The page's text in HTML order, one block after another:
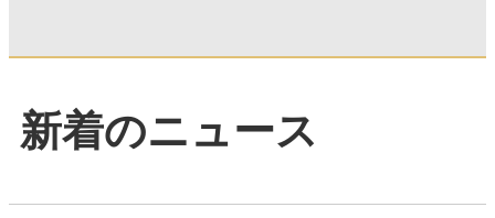
新着のニュース